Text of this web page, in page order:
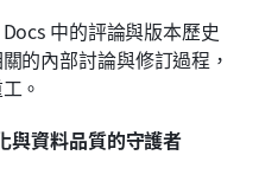
Docs 中的評論與版本歷史
的內部討論與修訂過程，
。
與資料品質的守護者